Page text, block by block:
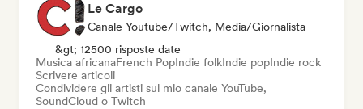
Le Cargo
Canale Youtube/Twitch, Media/Giornalista
&gt; 12500 risposte date
Musica africanaFrench PopIndie folkIndie popIndie rock
Scrivere articoli
Condividere gli artisti sul mio canale YouTube,
SoundCloud o Twitch